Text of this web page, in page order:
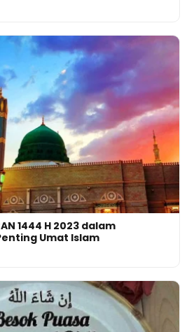
1444 H 2023 dalam
Umat Islam